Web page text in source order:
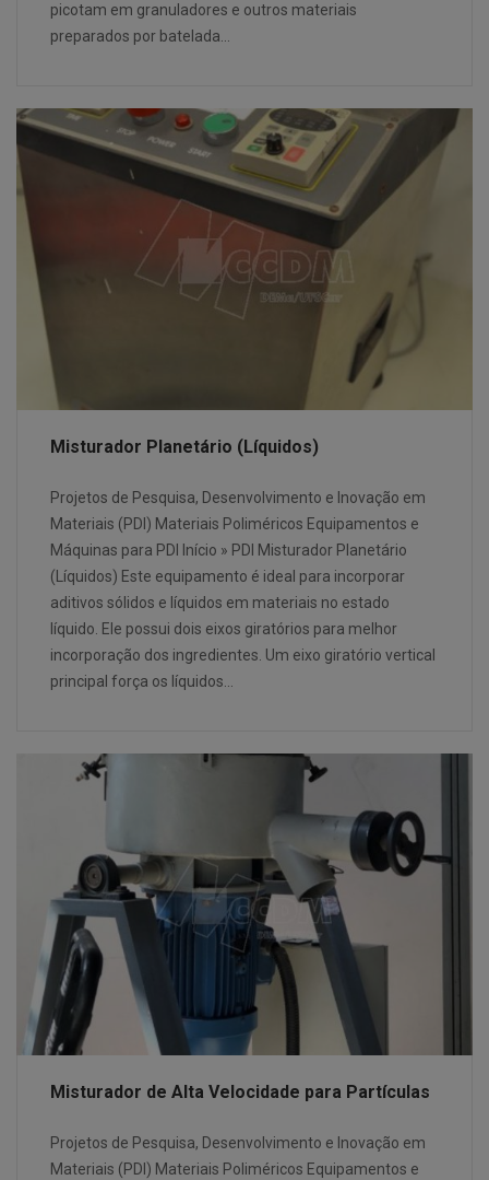
picotam em granuladores e outros materiais
preparados por batelada…
Misturador Planetário (Líquidos)
Projetos de Pesquisa, Desenvolvimento e Inovação em
Materiais (PDI) Materiais Poliméricos Equipamentos e
Máquinas para PDI Início » PDI Misturador Planetário
(Líquidos) Este equipamento é ideal para incorporar
aditivos sólidos e líquidos em materiais no estado
líquido. Ele possui dois eixos giratórios para melhor
incorporação dos ingredientes. Um eixo giratório vertical
principal força os líquidos…
Misturador de Alta Velocidade para Partículas
Projetos de Pesquisa, Desenvolvimento e Inovação em
Materiais (PDI) Materiais Poliméricos Equipamentos e